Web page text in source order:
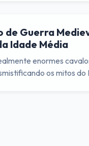
de Guerra
Idade Média
enormes
os mitos do